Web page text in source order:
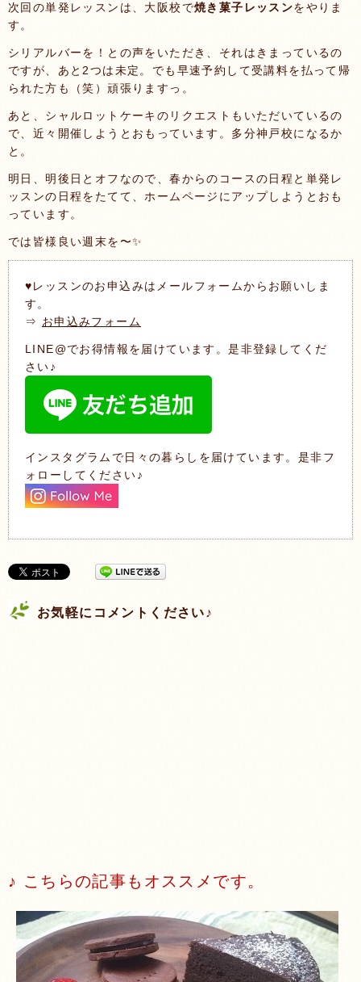
次回の単発レッスンは、大阪校で焼き菓子レッスンをやりま
す。
シリアルバーを！との声をいただき、それはきまっているの
ですが、あと2つは未定。でも早速予約して受講料を払って帰
られた方も（笑）頑張りますっ。
あと、シャルロットケーキのリクエストもいただいているの
で、近々開催しようとおもっています。多分神戸校になるか
と。
明日、明後日とオフなので、春からのコースの日程と単発レ
ッスンの日程をたてて、ホームページにアップしようとおも
っています。
では皆様良い週末を〜✨
♥レッスンのお申込みはメールフォームからお願いしま
す。
⇒ お申込みフォーム
LINE@でお得情報を届けています。是非登録してくだ
さい♪
インスタグラムで日々の暮らしを届けています。是非フ
ォローしてください♪
お気軽にコメントください♪
♪ こちらの記事もオススメです。